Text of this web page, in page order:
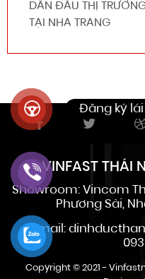
DẪN ĐẦU THỊ
TẠI NHA TRANG
VINFAST THÁI
Showroom: Vincom
Phương Sài,
Email:
Copyright © 2021 -